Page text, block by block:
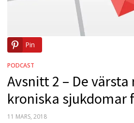
Pin
PODCAST
Avsnitt 2 – De värsta
kroniska sjukdomar
POSTED
11 MARS, 2018